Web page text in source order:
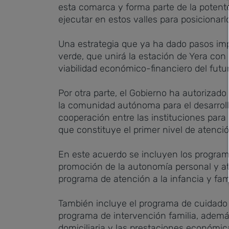
esta comarca y forma parte de la
ejecutar en estos valles para
Una estrategia que ya ha dado pasos
verde, que unirá la estación de Yera
viabilidad económico-financiero del
Por otra parte, el Gobierno ha
la comunidad autónoma para el
cooperación entre las instituciones
que constituye el primer nivel de
En este acuerdo se incluyen los
promoción de la autonomía personal y
programa de atención a la infancia y
También incluye el programa de
programa de intervención familia,